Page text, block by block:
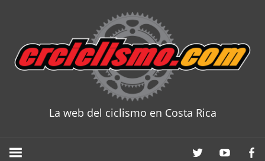
content
La web del ciclismo en Costa Rica